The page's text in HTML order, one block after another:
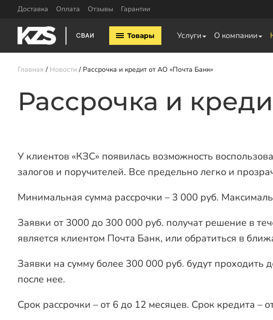
Доставка Оплата Отзывы Гарантии
Товары Услуги О компании
Винтовые сваи 57мм
Винтовые сваи 108мм
Винтовые сваи 159мм
Винтовые сваи 219мм
ЖБ сваи 150х150
Комплектующие
Оголовки для ЖБ свай
Удлинители для свай
Главная Новости Рассрочка и кредит от АО «Почта Банк»
Рассрочка и
У клиентов «КЗС» появилась возможность
залогов и поручителей. Все предельно легко и
Минимальная сумма рассрочки – 3 000 руб.
Заявки от 3000 до 300 000 руб. получат решение в
является клиентом Почта Банк, или обратиться в
Заявки на сумму более 300 000 руб. будут
после нее.
Срок рассрочки – от 6 до 12 месяцев. Срок кредита –